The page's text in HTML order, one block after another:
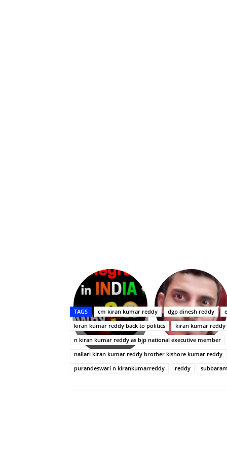
Upasana:
భర్తపై
రివెంజ్
తీర్చుకున్న
ఉపాసన..
పాపం
రామ్
చరణ్
TAGS cm kiran kumar reddy dgp dinesh reddy
kiran kumar reddy back to politics
kiran kumar reddy
n kiran kumar reddy as bjp national executive member
nallari kiran kumar reddy brother kishore kumar reddy
purandeswari n kirankumarreddy
reddy